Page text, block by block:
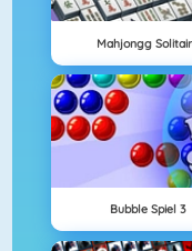
Mahjongg
Bubble Spiel 3